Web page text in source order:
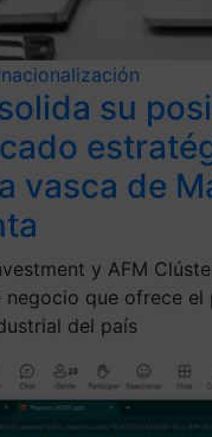
su
vasca de
y AFM
que ofrece el
del país